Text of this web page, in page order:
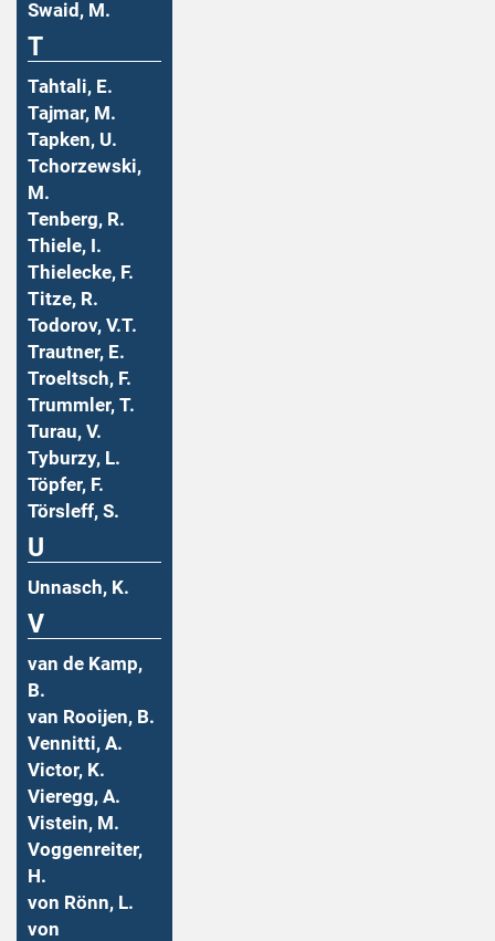
Swaid, M.
T
Tahtali, E.
Tajmar, M.
Tapken, U.
Tchorzewski,
M.
Tenberg, R.
Thiele, I.
Thielecke, F.
Titze, R.
Todorov, V.T.
Trautner, E.
Troeltsch, F.
Trummler, T.
Turau, V.
Tyburzy, L.
Töpfer, F.
Törsleff, S.
U
Unnasch, K.
V
van de Kamp,
B.
van Rooijen, B.
Vennitti, A.
Victor, K.
Vieregg, A.
Vistein, M.
Voggenreiter,
H.
von Rönn, L.
von